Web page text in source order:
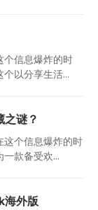
个信息爆炸的时
以分享生活...
之谜？
这个信息爆炸的时
款备受欢...
海外版